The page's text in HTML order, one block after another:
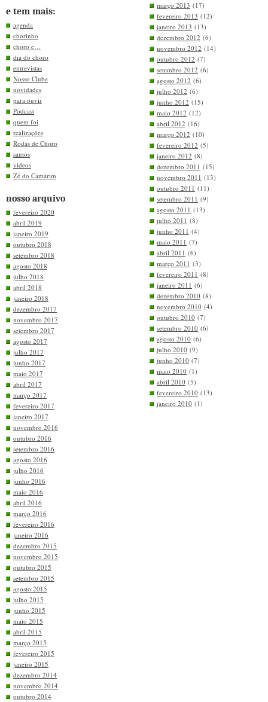
e tem mais:
agenda
chorinho
choro e…
dia do choro
entrevistas
Nosso Clube
novidades
para ouvir
Podcast
quem foi
realizações
Rodas de Choro
santos
videos
Zé do Camarim
nosso arquivo
fevereiro 2020
abril 2019
janeiro 2019
outubro 2018
setembro 2018
agosto 2018
julho 2018
abril 2018
janeiro 2018
dezembro 2017
novembro 2017
setembro 2017
agosto 2017
julho 2017
junho 2017
maio 2017
abril 2017
março 2017
fevereiro 2017
janeiro 2017
novembro 2016
outubro 2016
setembro 2016
agosto 2016
julho 2016
junho 2016
maio 2016
abril 2016
março 2016
fevereiro 2016
janeiro 2016
dezembro 2015
novembro 2015
outubro 2015
setembro 2015
agosto 2015
julho 2015
junho 2015
maio 2015
abril 2015
março 2015
fevereiro 2015
janeiro 2015
dezembro 2014
novembro 2014
outubro 2014
março 2013 (17)
fevereiro 2013 (12)
janeiro 2013 (13)
dezembro 2012 (6)
novembro 2012 (14)
outubro 2012 (7)
setembro 2012 (6)
agosto 2012 (6)
julho 2012 (6)
junho 2012 (15)
maio 2012 (12)
abril 2012 (16)
março 2012 (10)
fevereiro 2012 (5)
janeiro 2012 (8)
dezembro 2011 (15)
novembro 2011 (13)
outubro 2011 (11)
setembro 2011 (9)
agosto 2011 (13)
julho 2011 (8)
junho 2011 (4)
maio 2011 (7)
abril 2011 (6)
março 2011 (3)
fevereiro 2011 (8)
janeiro 2011 (6)
dezembro 2010 (8)
novembro 2010 (4)
outubro 2010 (7)
setembro 2010 (6)
agosto 2010 (6)
julho 2010 (9)
junho 2010 (7)
maio 2010 (1)
abril 2010 (5)
fevereiro 2010 (13)
janeiro 2010 (1)